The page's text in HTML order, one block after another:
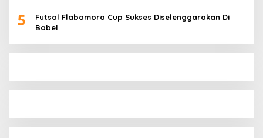
5
Futsal Flabamora Cup Sukses Diselenggarakan Di
Babel